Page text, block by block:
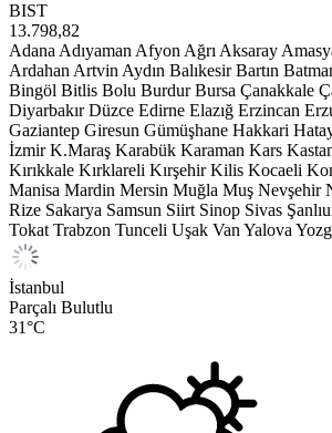
BIST
13.798,82
Adana Adıyaman Afyon Ağrı Aksaray
Ardahan Artvin Aydın Balıkesir Bartın
Bingöl Bitlis Bolu Burdur Bursa Çanakkale
Diyarbakır Düzce Edirne Elazığ Erzincan
Gaziantep Giresun Gümüşhane Hakkari
İzmir K.Maraş Karabük Karaman Kars
Kırıkkale Kırklareli Kırşehir Kilis Kocaeli
Manisa Mardin Mersin Muğla Muş Nevşehir
Rize Sakarya Samsun Siirt Sinop Sivas
Tokat Trabzon Tunceli Uşak Van Yalova
İstanbul
Parçalı Bulutlu
31°C